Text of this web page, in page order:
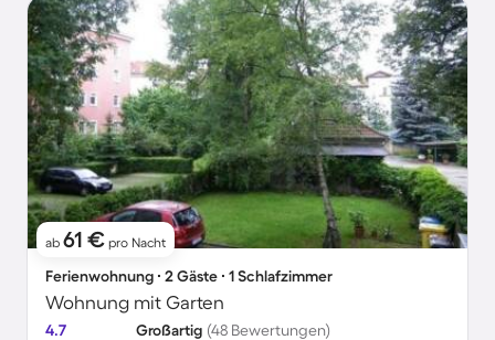
ab 61 € pro Nacht
Ferienwohnung ∙ 2 Gäste ∙ 1 Schlafzimmer
Wohnung mit Garten
4.7 Großartig (48 Bewertungen)